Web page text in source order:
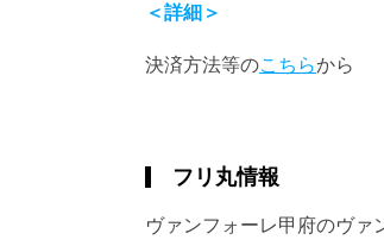
＜詳細＞
決済方法等のこちらから
フリ丸情報
ヴァンフォーレ甲府のヴァ